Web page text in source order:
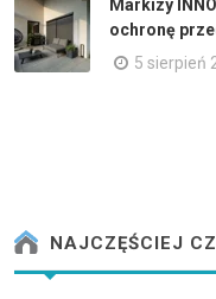
Markizy
ochronę
5 sierpień
NAJCZĘŚCIEJ